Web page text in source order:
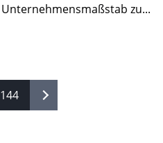
zu...